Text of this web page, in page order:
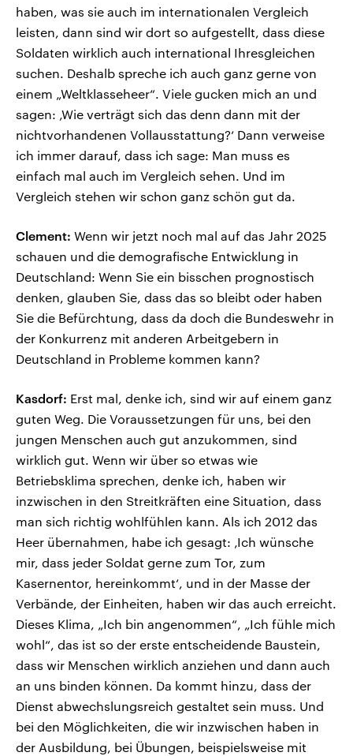
haben, was sie auch im internationalen Vergleich
leisten, dann sind wir dort so aufgestellt, dass diese
Soldaten wirklich auch international Ihresgleichen
suchen. Deshalb spreche ich auch ganz gerne von
einem „Weltklasseheer“. Viele gucken mich an und
sagen: ‚Wie verträgt sich das denn dann mit der
nichtvorhandenen Vollausstattung?‘ Dann verweise
ich immer darauf, dass ich sage: Man muss es
einfach mal auch im Vergleich sehen. Und im
Vergleich stehen wir schon ganz schön gut da.
Clement: Wenn wir jetzt noch mal auf das Jahr 2025
schauen und die demografische Entwicklung in
Deutschland: Wenn Sie ein bisschen prognostisch
denken, glauben Sie, dass das so bleibt oder haben
Sie die Befürchtung, dass da doch die Bundeswehr in
der Konkurrenz mit anderen Arbeitgebern in
Deutschland in Probleme kommen kann?
Kasdorf: Erst mal, denke ich, sind wir auf einem ganz
guten Weg. Die Voraussetzungen für uns, bei den
jungen Menschen auch gut anzukommen, sind
wirklich gut. Wenn wir über so etwas wie
Betriebsklima sprechen, denke ich, haben wir
inzwischen in den Streitkräften eine Situation, dass
man sich richtig wohlfühlen kann. Als ich 2012 das
Heer übernahmen, habe ich gesagt: ‚Ich wünsche
mir, dass jeder Soldat gerne zum Tor, zum
Kasernentor, hereinkommt‘, und in der Masse der
Verbände, der Einheiten, haben wir das auch erreicht.
Dieses Klima, „Ich bin angenommen“, „Ich fühle mich
wohl“, das ist so der erste entscheidende Baustein,
dass wir Menschen wirklich anziehen und dann auch
an uns binden können. Da kommt hinzu, dass der
Dienst abwechslungsreich gestaltet sein muss. Und
bei den Möglichkeiten, die wir inzwischen haben in
der Ausbildung, bei Übungen, beispielsweise mit